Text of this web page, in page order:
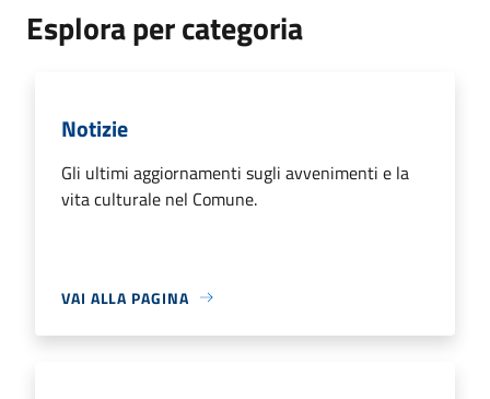
Esplora per categoria
Notizie
Gli ultimi aggiornamenti sugli avvenimenti e la
vita culturale nel Comune.
VAI ALLA PAGINA